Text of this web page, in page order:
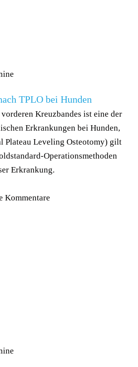
TPLO bei Hunden
Kreuzbandes ist eine der
Erkrankungen bei Hunden,
Plateau Leveling Osteotomy) gilt
Operationsmethoden
Erkrankung.
Kommentare